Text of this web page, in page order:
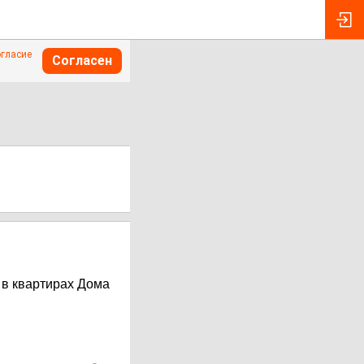
Согласен
квартирах Дома